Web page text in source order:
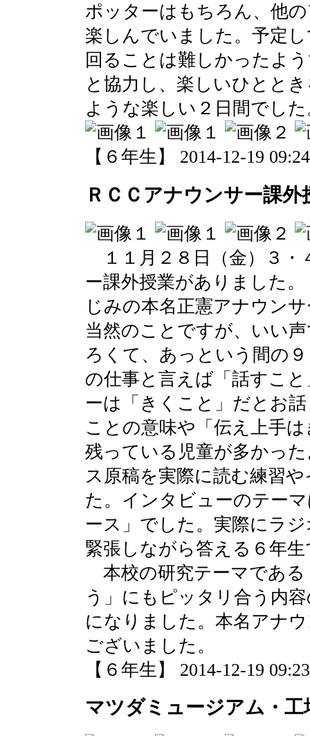
ポッターはもちろん、他
楽しんでいました。予定
回ることは難しかったよ
と協力し、楽しいひとと
ような楽しい２日間でし
【６年生】 2014-12-19
ＲＣＣアナウンサー課外
１１月２８日（金）３・
ー課外授業がありました
じみの本名正憲アナウン
当然のことですが、いい
ろくて、あっという間の
の仕事と言えば「話すこ
ーは「きくこと」だとお
ことの意味や「伝え上手
残っている児童が多かっ
ス原稿を実際に読む練習
た。インタビューのテー
ース」でした。実際にラ
緊張しながら答える６年
本校の研究テーマであ
う」にもピッタリ合う内
になりました。本名アナ
ございました。
【６年生】 2014-12-19
マツダミュージアム・工